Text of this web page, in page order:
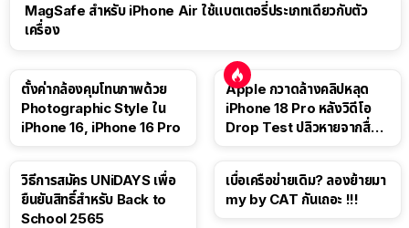
MagSafe สำหรับ iPhone Air ใช้แบตเตอรี่ประเภทเดียวกับตัว
เครื่อง
ตั้งค่ากล้องคุมโทนภาพด้วย
Photographic Style ใน
iPhone 16, iPhone 16 Pro
Apple กวาดล้างคลิปหลุด
iPhone 18 Pro หลังวิดีโอ
Drop Test ปลิวหายจากสื่อ
วิธีการสมัคร UNiDAYS เพื่อ
ยืนยันสิทธิ์สำหรับ Back to
School 2565
เบื่อเครือข่ายเดิม? ลองย้ายมา
my by CAT กันเถอะ !!!